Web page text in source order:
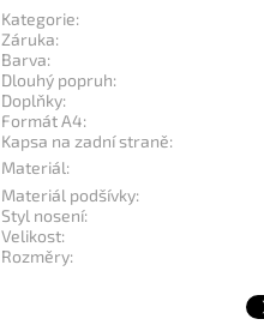
Kategorie:
Záruka:
Barva:
Dlouhý popruh:
Doplňky:
Formát A4:
Kapsa na zadní straně:
Materiál:
Materiál podšívky:
Styl nosení:
Velikost:
Rozměry: